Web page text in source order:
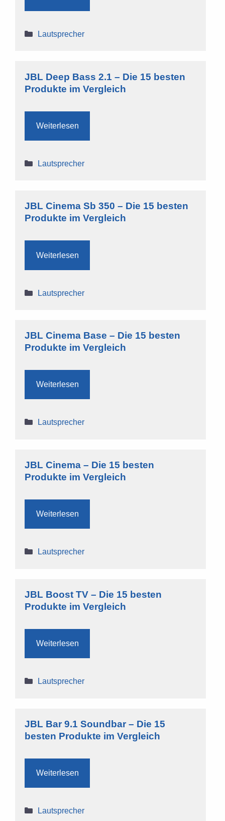
Kategorien
Lautsprecher
JBL Deep Bass 2.1 – Die 15 besten
Produkte im Vergleich
Weiterlesen
Kategorien
Lautsprecher
JBL Cinema Sb 350 – Die 15 besten
Produkte im Vergleich
Weiterlesen
Kategorien
Lautsprecher
JBL Cinema Base – Die 15 besten
Produkte im Vergleich
Weiterlesen
Kategorien
Lautsprecher
JBL Cinema – Die 15 besten
Produkte im Vergleich
Weiterlesen
Kategorien
Lautsprecher
JBL Boost TV – Die 15 besten
Produkte im Vergleich
Weiterlesen
Kategorien
Lautsprecher
JBL Bar 9.1 Soundbar – Die 15
besten Produkte im Vergleich
Weiterlesen
Kategorien
Lautsprecher